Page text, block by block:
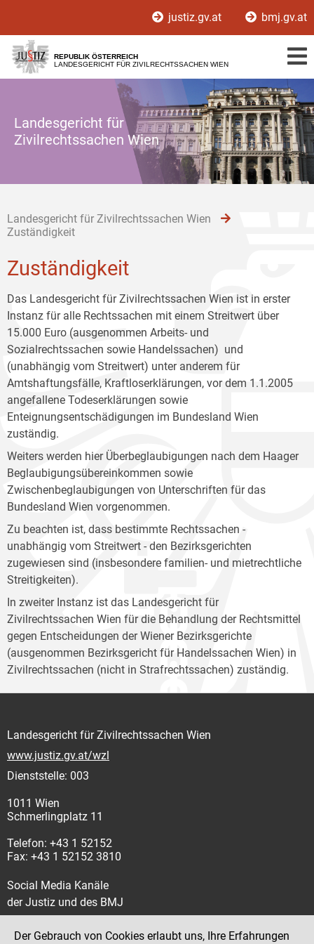
[1]
[2]
[3]
justiz.gv.at bmj.gv.at
REPUBLIK ÖSTERREICH
LANDESGERICHT FÜR ZIVILRECHTSSACHEN WIEN
Landesgericht für
Zivilrechtssachen Wien
Landesgericht für Zivilrechtssachen Wien
Zuständigkeit
Zuständigkeit
Das Landesgericht für Zivilrechtssachen Wien ist in erster
Instanz für alle Rechtssachen mit einem Streitwert über
15.000 Euro (ausgenommen Arbeits- und
Sozialrechtssachen sowie Handelssachen) und
(unabhängig vom Streitwert) unter anderem für
Amtshaftungsfälle, Kraftloserklärungen, vor dem 1.1.2005
angefallene Todeserklärungen sowie
Enteignungsentschädigungen im Bundesland Wien
zuständig.
Weiters werden hier Überbeglaubigungen nach dem Haager
Beglaubigungsübereinkommen sowie
Zwischenbeglaubigungen von Unterschriften für das
Bundesland Wien vorgenommen.
Zu beachten ist, dass bestimmte Rechtssachen -
unabhängig vom Streitwert - den Bezirksgerichten
zugewiesen sind (insbesondere familien- und mietrechtliche
Streitigkeiten).
In zweiter Instanz ist das Landesgericht für
Zivilrechtssachen Wien für die Behandlung der Rechtsmittel
gegen Entscheidungen der Wiener Bezirksgerichte
(ausgenommen Bezirksgericht für Handelssachen Wien) in
Zivilrechtssachen (nicht in Strafrechtssachen) zuständig.
Landesgericht für Zivilrechtssachen Wien
www.justiz.gv.at/wzl
Dienststelle: 003
1011 Wien
Schmerlingplatz 11
Telefon: +43 1 52152
Fax: +43 1 52152 3810
Social Media Kanäle
der Justiz und des BMJ
Der Gebrauch von Cookies erlaubt uns, Ihre Erfahrungen